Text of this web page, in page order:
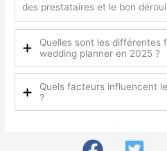
des prestataires et le bon
Quelles sont les différentes
wedding planner en 2025 ?
Quels facteurs influencent
?